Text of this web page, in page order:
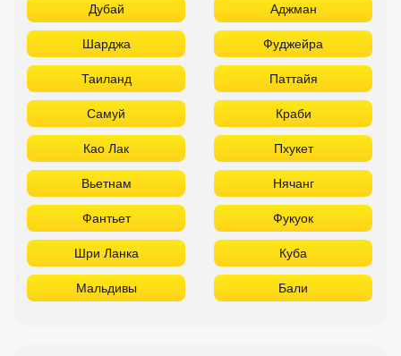
Дубай Аджман
Шарджа Фуджейра
Таиланд Паттайя
Самуй Краби
Као Лак Пхукет
Вьетнам Нячанг
Фантьет Фукуок
Шри Ланка Куба
Мальдивы Бали